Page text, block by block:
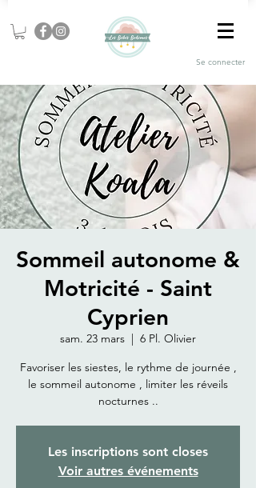
Se connecter
Sommeil autonome &
Motricité - Saint
Cyprien
sam. 23 mars
  |
6 Pl. Olivier
Favoriser les siestes, le rythme de journée ,
le sommeil autonome , limiter les réveils
nocturnes ..
Les inscriptions sont closes
Voir autres événements